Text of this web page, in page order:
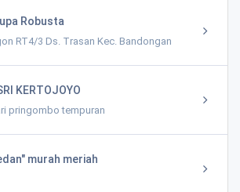
Robusta
RT4/3 Ds. Trasan Kec. Bandongan
KERTOJOYO
pringombo tempuran
murah meriah